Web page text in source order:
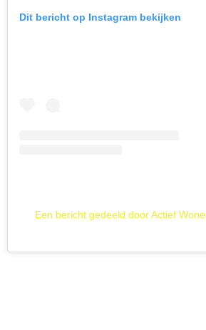
Dit bericht op Instagram bekijken
Een bericht gedeeld door Actief